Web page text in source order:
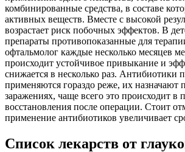
комбинированные средства, в составе
активных веществ. Вместе с высокой
возрастает риск побочных эффектов. В
препараты противопоказанные для
офтальмолог каждые несколько месяцев
происходит устойчивое привыкание и
снижается в несколько раз. Антибиотики
применяются гораздо реже, их назначают
заражениях, чаще всего это происходит в
восстановления после операции. Стоит
применение антибиотиков увеличивает
Список лекарств от